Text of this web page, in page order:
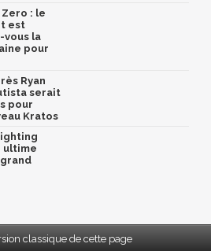
: le
est
vous la
pour
Ryan
serait
pour
Kratos
ultime
classique de cette page